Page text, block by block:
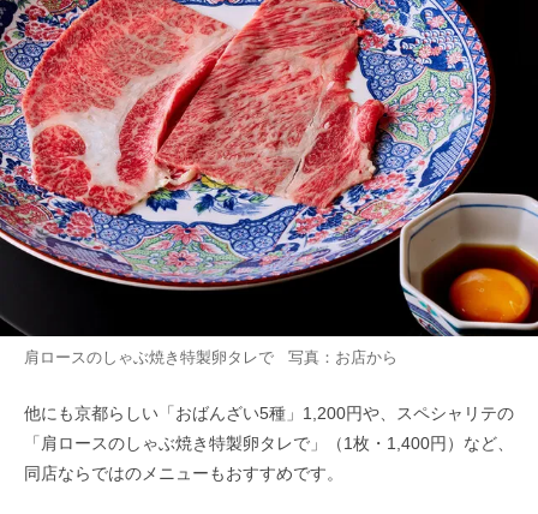
肩ロースのしゃぶ焼き特製卵タレで 写真：お店から
他にも京都らしい「おばんざい5種」1,200円や、スペシャリテの
「肩ロースのしゃぶ焼き特製卵タレで」（1枚・1,400円）など、
同店ならではのメニューもおすすめです。